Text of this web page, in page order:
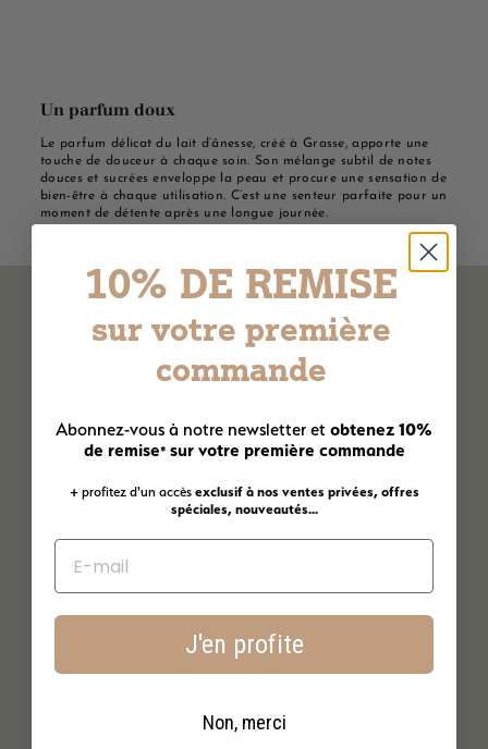
Un parfum doux
Le parfum délicat du lait d’ânesse, créé à Grasse, apporte une
touche de douceur à chaque soin. Son mélange subtil de notes
douces et sucrées enveloppe la peau et procure une sensation de
bien-être à chaque utilisation. C’est une senteur parfaite pour un
moment de détente après une longue journée.
10% DE REMISE
sur votre première
commande
Abonnez-vous à notre newsletter et obtenez 10%
de remise*sur votre première commande
+ profitez d'un accès exclusif à nos ventes privées, offres
spéciales, nouveautés...
J'en profite
Non, merci